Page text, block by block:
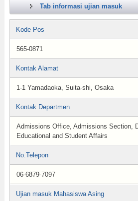
Tab informasi ujian masuk
Kode Pos
565-0871
Kontak Alamat
1-1 Yamadaoka, Suita-shi, Osaka
Kontak Departmen
Admissions Office, Admissions Section,
Educational and Student Affairs
No.Telepon
06-6879-7097
Ujian masuk Mahasiswa Asing